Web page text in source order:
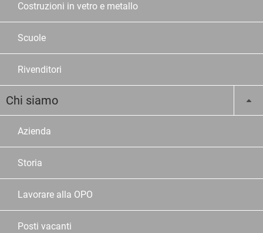
Costruzioni in vetro e metallo
Scuole
Rivenditori
Chi siamo
Azienda
Storia
Lavorare alla OPO
Posti vacanti